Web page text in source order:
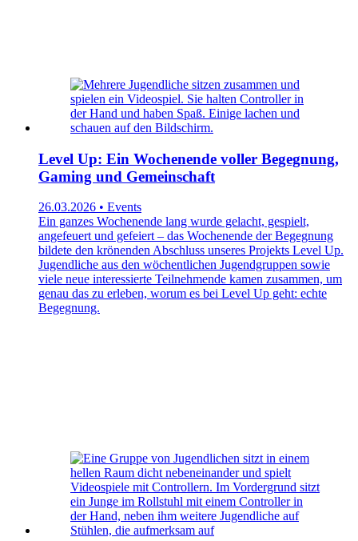
Level Up: Ein Wochenende voller Begegnung,
Gaming und Gemeinschaft
26.03.2026 • Events
Ein ganzes Wochenende lang wurde gelacht, gespielt,
angefeuert und gefeiert – das Wochenende der Begegnung
bildete den krönenden Abschluss unseres Projekts Level Up.
Jugendliche aus den wöchentlichen Jugendgruppen sowie
viele neue interessierte Teilnehmende kamen zusammen, um
genau das zu erleben, worum es bei Level Up geht: echte
Begegnung.